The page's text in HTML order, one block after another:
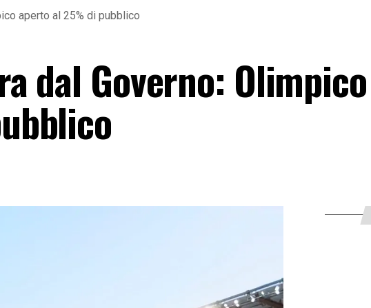
aperto al 25% di pubblico
dal Governo: Olimpico